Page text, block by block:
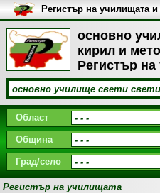
основно
кирил и
Регистър
Регистър на училищата и
университетите в
Област
Община
Град/село
Регистър на училищата